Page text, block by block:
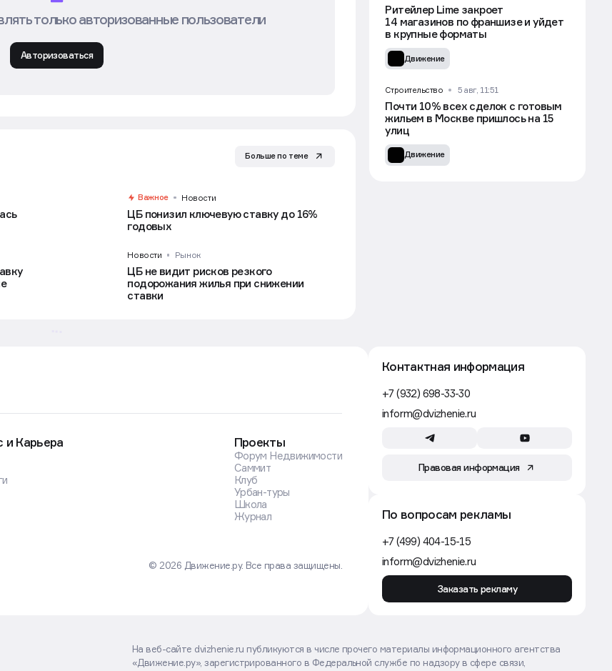
только авторизованные пользователи
Авторизоваться
Больше по теме
Важное Новости
ЦБ понизил ключевую ставку до 16%
годовых
Новости Рынок
ЦБ не видит рисков резкого
подорожания жилья при снижении
ставки
Ритейлер Lime закроет
14 магазинов по франшизе и уйдет
в крупные форматы
Движение
Строительство 5 авг, 11:51
Почти 10% всех сделок с готовым
жильем в Москве пришлось на 15
улиц
Движение
и Карьера Проекты
Форум Недвижимости
Саммит
Клуб
Урбан-туры
Школа
Журнал
© 2026 Движение.ру. Все права защищены.
Контактная информация
+7 (932) 698-33-30
inform@dvizhenie.ru
Правовая информация
По вопросам рекламы
+7 (499) 404-15-15
inform@dvizhenie.ru
Заказать рекламу
На веб-сайте dvizhenie.ru публикуются в числе прочего материалы информационного агентства
«Движение.ру», зарегистрированного в Федеральной службе по надзору в сфере связи,